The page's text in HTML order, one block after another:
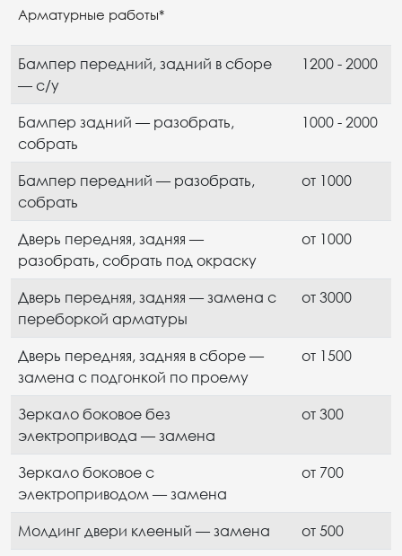
Арматурные работы*
Бампер передний, задний в сборе
— с/у
1200 - 2000
Бампер задний — разобрать,
собрать
1000 - 2000
Бампер передний — разобрать,
собрать
от 1000
Дверь передняя, задняя —
разобрать, собрать под окраску
от 1000
Дверь передняя, задняя — замена с
переборкой арматуры
от 3000
Дверь передняя, задняя в сборе —
замена с подгонкой по проему
от 1500
Зеркало боковое без
электропривода — замена
от 300
Зеркало боковое с
электроприводом — замена
от 700
Молдинг двери клееный — замена
от 500